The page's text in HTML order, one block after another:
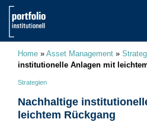
Home » Asset Management »
institutionelle Anlagen mit
Strategien
Nachhaltige
leichtem Rückgang